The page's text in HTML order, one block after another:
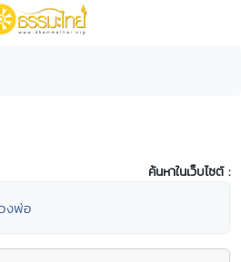
ค้นหาในเว็บไซต์ :
งพ่อ